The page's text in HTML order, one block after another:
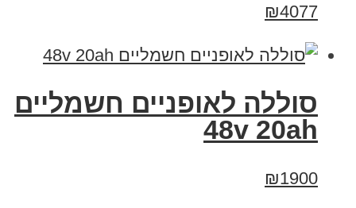
₪4077
סוללה לאופניים חשמליים
48v 20ah
₪1900